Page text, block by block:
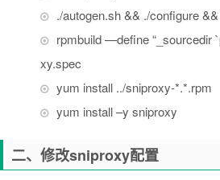
./autogen.sh&& ./configure&&
rpmbuild—define“_sourcedir
xy.spec
yum install ../sniproxy-*.*.rpm
yum install–y sniproxy
二、修改sniproxy配置